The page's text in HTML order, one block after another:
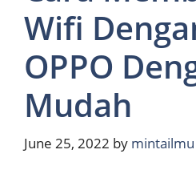
Wifi
OPPO
Mudah
June 25, 2022 by mintailmu